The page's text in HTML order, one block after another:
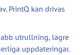
PrintQ kan drivas
utrullning, lägre
uppdateringar.